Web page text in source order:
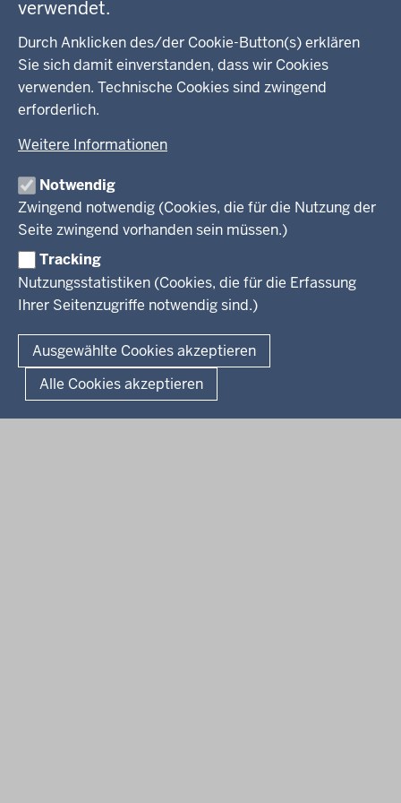
verwendet.
Durch Anklicken des/der Cookie-Button(s) erklären
Sie sich damit einverstanden, dass wir Cookies
verwenden. Technische Cookies sind zwingend
erforderlich.
Weitere Informationen
Notwendig
Zwingend notwendig (Cookies, die für die Nutzung der
Seite zwingend vorhanden sein müssen.)
Tracking
Nutzungsstatistiken (Cookies, die für die Erfassung
Ihrer Seitenzugriffe notwendig sind.)
Ausgewählte Cookies akzeptieren
Alle Cookies akzeptieren
Kreis Lippe
Kreis Paderborn
Kreis Minden-Lübbecke
Kreis Gütersloh
Kreis Höxter
Fußzeile
Impressum Datenschutz